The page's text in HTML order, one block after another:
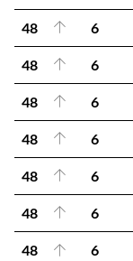
48 6
48 6
48 6
48 6
48 6
48 6
48 6